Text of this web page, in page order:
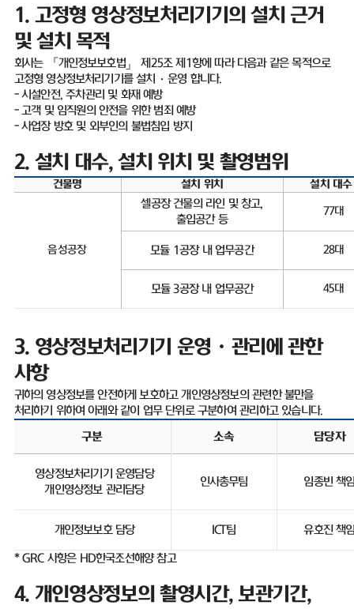
1. 고정형 영상정보처리기기의 설치 근거
및 설치 목적
회사는 「개인정보보호법」 제 25조 제 1항에 따라 다음과 같은 목적으로
고정형 영상정보처리기기를 설치
· 운영 합니다.
-시설안전,주차관리 및 화재 예방
-고객 및 임직원의 안전을 위한 범죄 예방
-사업장 방호 및 외부인의 불법침입 방지
2. 설치 대수,설치 위치 및 촬영범위
건물명 설치 위치 설치 대수
음성공장
셀공장 건물의 라인 및 창고,
출입공간 등
77대
모듈 1공장 내 업무공간 28대
모듈3공장 내 업무공간 45대
3. 영상정보처리기기 운영ㆍ관리에 관한
사항
귀하의 영상정보를 안전하게 보호하고 개인영상정보의 관련한 불만을
처리하기 위하여 아래와 같이 업무 단위로 구분하여 관리하고 있습니다.
구분 소속 담당자
영상정보처리기기 운영담당
개인영상정보 관리담당
인사총무팀 임종빈 책
개인정보보호 담당 ICT팀 유호진 책
* GRC 사항은HD한국조선해양 참고
4. 개인영상정보의 촬영시간, 보관기간,